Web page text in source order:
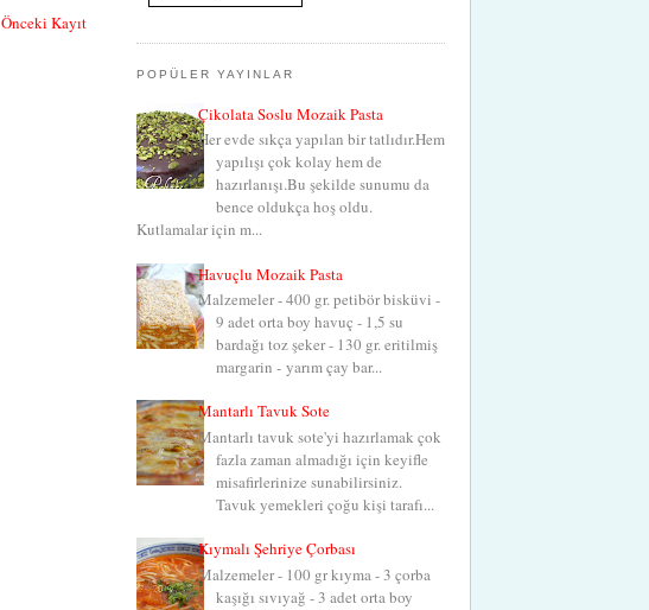
Önceki Kayıt
POPÜLER YAYINLAR
Çikolata Soslu Mozaik Pasta
Her evde sıkça yapılan bir tatlıdır.Hem
yapılışı çok kolay hem de
hazırlanışı.Bu şekilde sunumu da
bence oldukça hoş oldu.
Kutlamalar için m...
Havuçlu Mozaik Pasta
Malzemeler - 400 gr. petibör bisküvi -
9 adet orta boy havuç - 1,5 su
bardağı toz şeker - 130 gr. eritilmiş
margarin - yarım çay bar...
Mantarlı Tavuk Sote
Mantarlı tavuk sote'yi hazırlamak çok
fazla zaman almadığı için keyifle
misafirlerinize sunabilirsiniz.
Tavuk yemekleri çoğu kişi tarafı...
Kıymalı Şehriye Çorbası
Malzemeler - 100 gr kıyma - 3 çorba
kaşığı sıvıyağ - 3 adet orta boy